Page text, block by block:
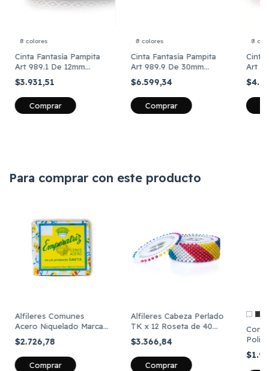
8 colores
Cinta Fantasía Pampita
Art 989.1 De 12mm
Brooklyn X 10 Metros
$3.931,51
Comprar
8 colores
Cinta Fantasía Pampita
Art 989.9 De 30mm
Brooklyn X 10 Metros
$6.599,34
Comprar
8
Cinta
Art
Para comprar con este producto
Alfileres Comunes
Acero Niquelado Marca
Emperatriz De 25 Gs
$2.726,78
Comprar
Alfileres Cabeza Perlado
TK x 12 Roseta de 40
Unidades Surtido
$3.366,84
Cono
4000